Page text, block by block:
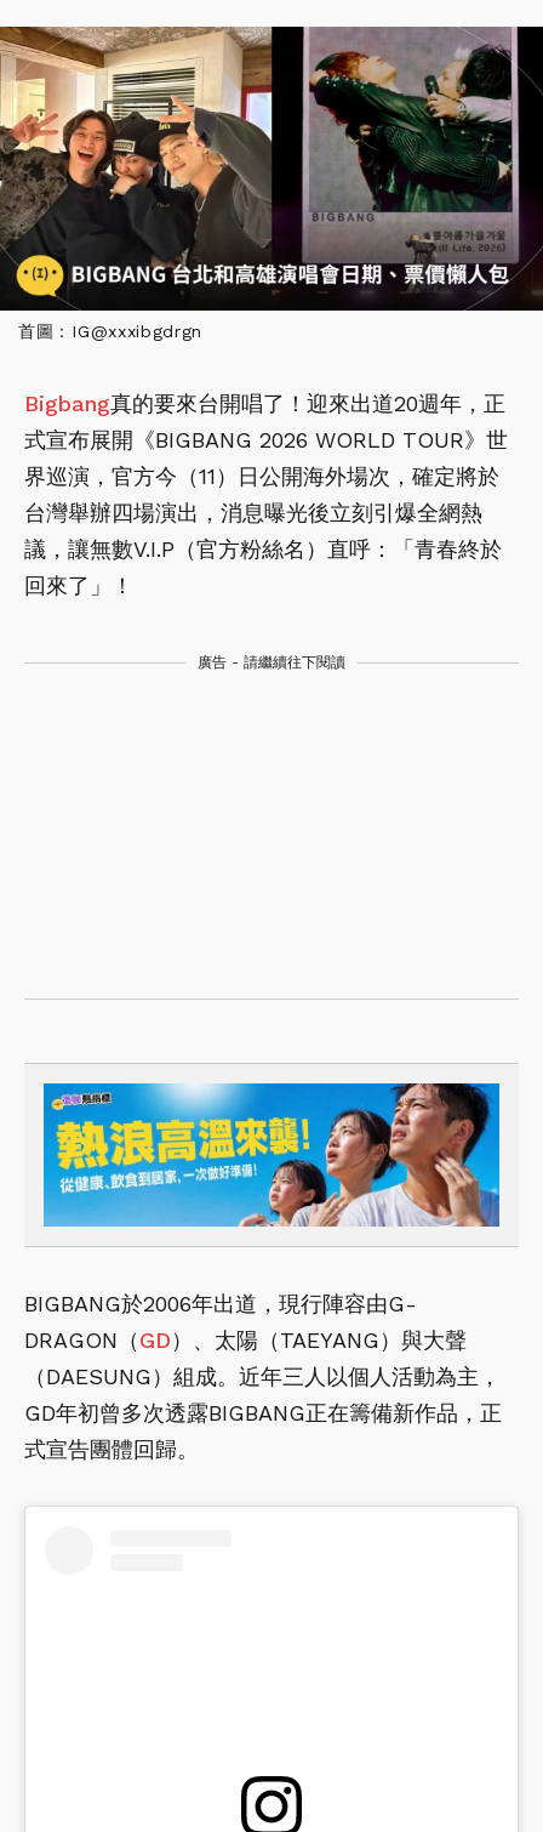
首圖：IG@xxxibgdrgn
Bigbang真的要來台開唱了！迎來出道20週年，正
式宣布展開《BIGBANG 2026 WORLD TOUR》世
界巡演，官方今（11）日公開海外場次，確定將於
台灣舉辦四場演出，消息曝光後立刻引爆全網熱
議，讓無數V.I.P（官方粉絲名）直呼：「青春終於
回來了」！
廣告 - 請繼續往下閱讀
BIGBANG於2006年出道，現行陣容由G-
DRAGON（GD）、太陽（TAEYANG）與大聲
（DAESUNG）組成。近年三人以個人活動為主，
GD年初曾多次透露BIGBANG正在籌備新作品，正
式宣告團體回歸。